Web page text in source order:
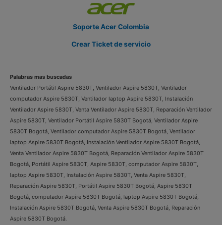
Soporte Acer Colombia
Crear Ticket de servicio
Palabras mas buscadas
Ventilador Portátil Aspire 5830T, Ventilador Aspire 5830T, Ventilador
computador Aspire 5830T, Ventilador laptop Aspire 5830T, Instalación
Ventilador Aspire 5830T, Venta Ventilador Aspire 5830T, Reparación Ventilador
Aspire 5830T, Ventilador Portátil Aspire 5830T Bogotá, Ventilador Aspire
5830T Bogotá, Ventilador computador Aspire 5830T Bogotá, Ventilador
laptop Aspire 5830T Bogotá, Instalación Ventilador Aspire 5830T Bogotá,
Venta Ventilador Aspire 5830T Bogotá, Reparación Ventilador Aspire 5830T
Bogotá, Portátil Aspire 5830T, Aspire 5830T, computador Aspire 5830T,
laptop Aspire 5830T, Instalación Aspire 5830T, Venta Aspire 5830T,
Reparación Aspire 5830T, Portátil Aspire 5830T Bogotá, Aspire 5830T
Bogotá, computador Aspire 5830T Bogotá, laptop Aspire 5830T Bogotá,
Instalación Aspire 5830T Bogotá, Venta Aspire 5830T Bogotá, Reparación
Aspire 5830T Bogotá.